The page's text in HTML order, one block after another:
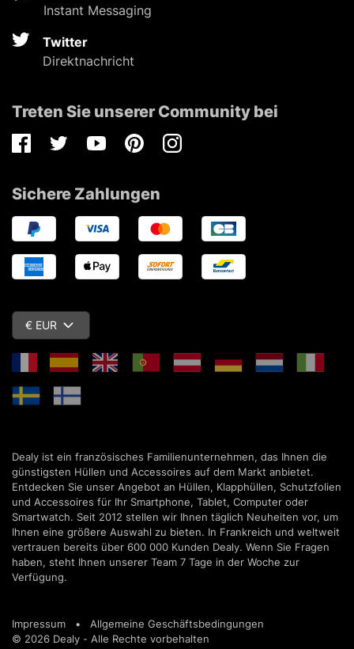
Instant Messaging
Twitter
Direktnachricht
Treten Sie unserer Community bei
FacebookTwitterYoutubePinterestInstagram
Sichere Zahlungen
€ EUR
Dealy ist ein französisches Familienunternehmen, das Ihnen die
günstigsten Hüllen und Accessoires auf dem Markt anbietet.
Entdecken Sie unser Angebot an Hüllen, Klapphüllen, Schutzfolien
und Accessoires für Ihr Smartphone, Tablet, Computer oder
Smartwatch. Seit 2012 stellen wir Ihnen täglich Neuheiten vor, um
Ihnen eine größere Auswahl zu bieten. In Frankreich und weltweit
vertrauen bereits über 600 000 Kunden Dealy. Wenn Sie Fragen
haben, steht Ihnen unserer Team 7 Tage in der Woche zur
Verfügung.
© 2026 Dealy - Alle Rechte vorbehalten
Impressum • Allgemeine Geschäftsbedingungen